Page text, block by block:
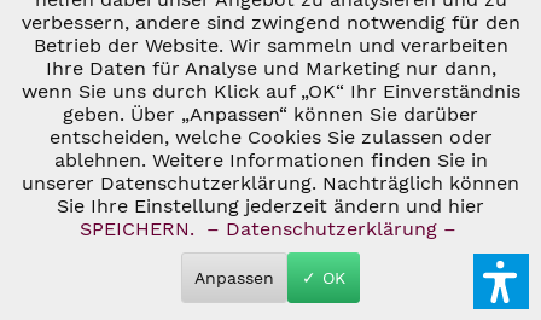
* ALLE PREISE INKL. GESETZL. UMSATZSTEUER ZZGL.
VERSANDKOSTEN UND GGF. NACHNAHMEGEBÜHREN, WENN NICHT
ANDERS BESCHRIEBEN
© 2026 C&D WEINHANDEL - ALL RIGHTS RESERVED. THEME BY
THEMEWARE®
Marketing Inaktiv
Tracking Inaktiv
Personalisierung Inaktiv
verbessern, andere sind zwingend notwendig für den
Betrieb der Website. Wir sammeln und verarbeiten
Ihre Daten für Analyse und Marketing nur dann,
wenn Sie uns durch Klick auf „OK“ Ihr Einverständnis
geben. Über „Anpassen“ können Sie darüber
entscheiden, welche Cookies Sie zulassen oder
ablehnen. Weitere Informationen finden Sie in
unserer Datenschutzerklärung. Nachträglich können
Sie Ihre Einstellung jederzeit ändern und hier
SPEICHERN.
– Datenschutzerklärung –
Anpassen ✓ OK